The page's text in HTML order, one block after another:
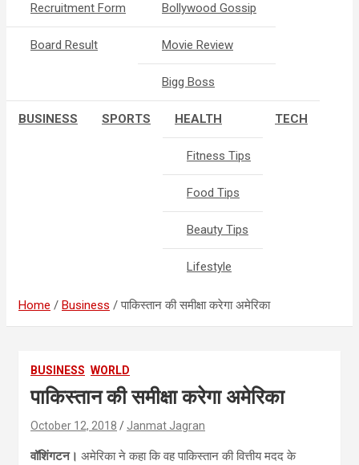
Recruitment Form
Board Result
Bollywood Gossip
Movie Review
Bigg Boss
BUSINESS SPORTS HEALTH
Fitness Tips
Food Tips
Beauty Tips
Lifestyle
TECH
Home Business पाकिस्तान की समीक्षा करेगा अमेरिका
BUSINESS WORLD
पाकिस्तान की समीक्षा करेगा अमेरिका
October 12, 2018 Janmat Jagran
वॉशिंगटन। अमेरिका ने कहा कि वह पाकिस्तान की वित्तीय मदद के